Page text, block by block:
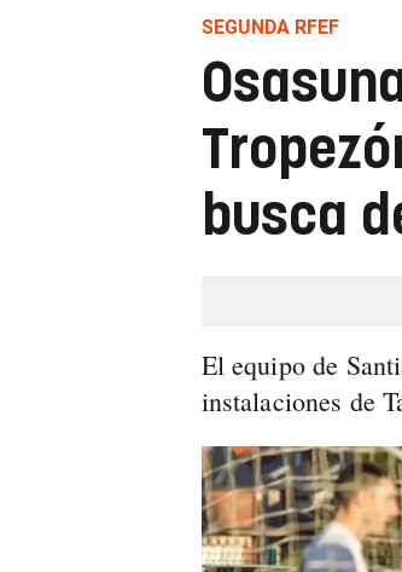
SEGUNDA RFEF
busca
El equipo de
instalaciones de